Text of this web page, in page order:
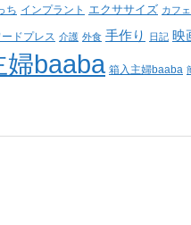
ち インプラント エクササイズ カフェ
ードプレス 介護 外食 手作り 日記 映
baaba 箱入主婦baaba